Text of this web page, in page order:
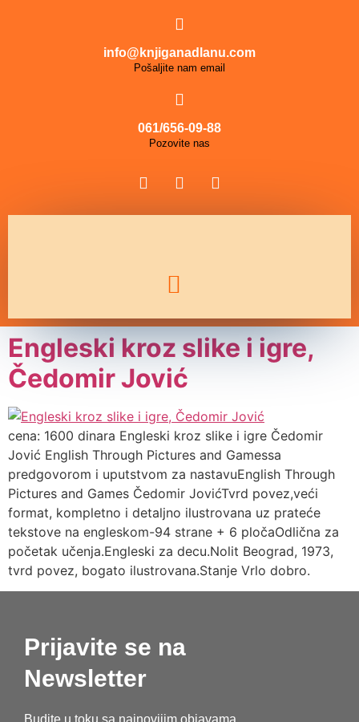
info@knjiganadlanu.com
Pošaljite nam email
061/656-09-88
Pozovite nas
Engleski kroz slike i igre,
Čedomir Jović
cena: 1600 dinara Engleski kroz slike i igre Čedomir
Jović English Through Pictures and Gamessa
predgovorom i uputstvom za nastavuEnglish Through
Pictures and Games Čedomir JovićTvrd povez,veći
format, kompletno i detaljno ilustrovana uz prateće
tekstove na engleskom-94 strane + 6 pločaOdlična za
početak učenja.Engleski za decu.Nolit Beograd, 1973,
tvrd povez, bogato ilustrovana.Stanje Vrlo dobro.
Prijavite se na
Newsletter